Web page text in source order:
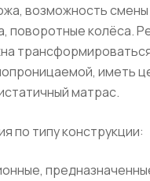
возможность смены
поворотные колёса.
иметь
матрас.
по типу конструкции: